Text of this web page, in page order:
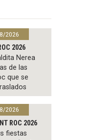
2026
2026
Nerea
de las
que se
2026
ROC 2026
fiestas